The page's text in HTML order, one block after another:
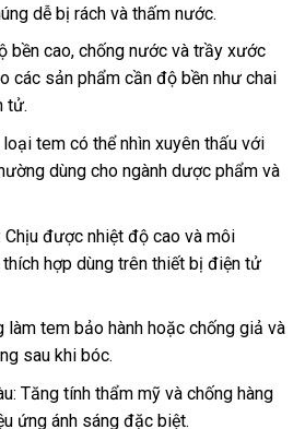
dễ bị rách và thấm nước.
bền cao, chống nước và trầy xước
các sản phẩm cần độ bền như chai
tử.
tem có thể nhìn xuyên thấu với
dùng cho ngành dược phẩm và
Chịu được nhiệt độ cao và môi
hợp dùng trên thiết bị điện tử
làm tem bảo hành hoặc chống giả và
sau khi bóc.
Tăng tính thẩm mỹ và chống hàng
ứng ánh sáng đặc biệt.